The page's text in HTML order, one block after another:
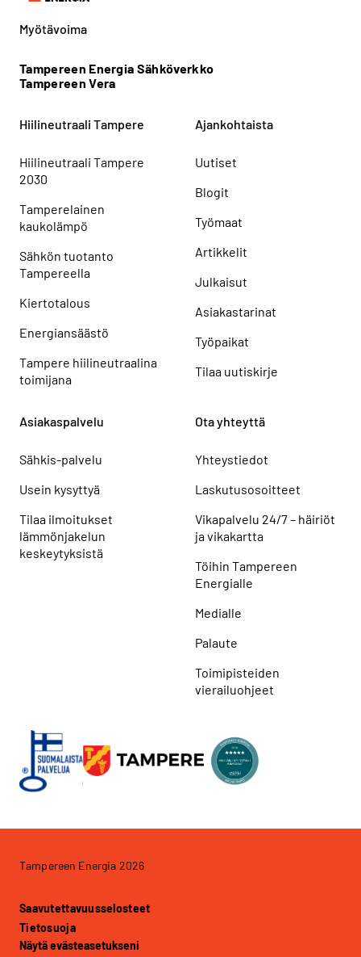
Myötävoima
Tampereen Energia Sähköverkko
Tampereen Vera
Hiilineutraali Tampere
Hiilineutraali Tampere
2030
Tamperelainen
kaukolämpö
Sähkön tuotanto
Tampereella
Kiertotalous
Energiansäästö
Tampere hiilineutraalina
toimijana
Ajankohtaista
Uutiset
Blogit
Työmaat
Artikkelit
Julkaisut
Asiakastarinat
Työpaikat
Tilaa uutiskirje
Asiakaspalvelu
Sähkis-palvelu
Usein kysyttyä
Tilaa ilmoitukset
lämmönjakelun
keskeytyksistä
Ota yhteyttä
Yhteystiedot
Laskutusosoitteet
Vikapalvelu 24/7 – häiriöt
ja vikakartta
Töihin Tampereen
Energialle
Medialle
Palaute
Toimipisteiden
vierailuohjeet
Tampereen Energia 2026
Saavutettavuusselosteet
Tietosuoja
Näytä evästeasetukseni